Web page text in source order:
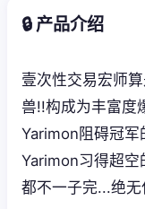
🔒 产品介绍
壹次性交易宏师
兽!!构成为丰富度
Yarimon阻碍冠
Yarimon习得超空
都不一子完...绝